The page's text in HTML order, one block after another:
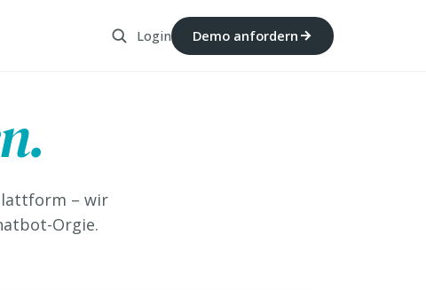
Login Demo anfordern
– wir
Orgie.